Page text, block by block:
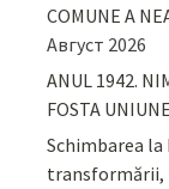
COMUNE A
Август 2026
ANUL 1942.
FOSTA
Schimbarea la
transformării,